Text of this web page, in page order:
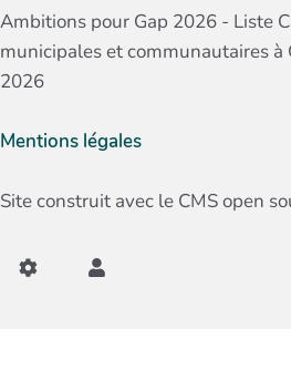
Ambitions pour Gap 2026 - Liste
municipales et communautaires à
2026
Mentions légales
Site construit avec le CMS open